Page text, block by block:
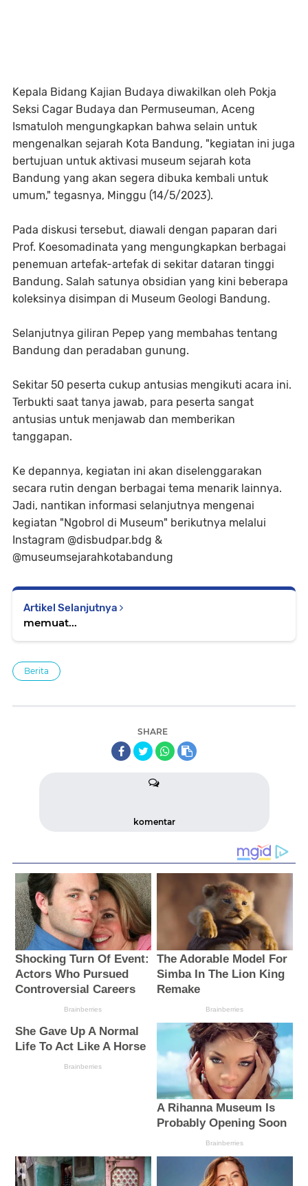
Kepala Bidang Kajian Budaya diwakilkan oleh Pokja
Seksi Cagar Budaya dan Permuseuman, Aceng
Ismatuloh mengungkapkan bahwa selain untuk
mengenalkan sejarah Kota Bandung, "kegiatan ini juga
bertujuan untuk aktivasi museum sejarah kota
Bandung yang akan segera dibuka kembali untuk
umum," tegasnya, Minggu (14/5/2023).
Pada diskusi tersebut, diawali dengan paparan dari
Prof. Koesomadinata yang mengungkapkan berbagai
penemuan artefak-artefak di sekitar dataran tinggi
Bandung. Salah satunya obsidian yang kini beberapa
koleksinya disimpan di Museum Geologi Bandung.
Selanjutnya giliran Pepep yang membahas tentang
Bandung dan peradaban gunung.
Sekitar 50 peserta cukup antusias mengikuti acara ini.
Terbukti saat tanya jawab, para peserta sangat
antusias untuk menjawab dan memberikan
tanggapan.
Ke depannya, kegiatan ini akan diselenggarakan
secara rutin dengan berbagai tema menarik lainnya.
Jadi, nantikan informasi selanjutnya mengenai
kegiatan "Ngobrol di Museum" berikutnya melalui
Instagram @disbudpar.bdg &
@museumsejarahkotabandung
Artikel Selanjutnya
memuat...
Berita
SHARE
komentar